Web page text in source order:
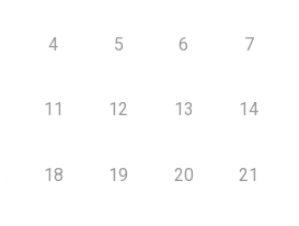
4 5 6 7
11 12 13 14
18 19 20 21